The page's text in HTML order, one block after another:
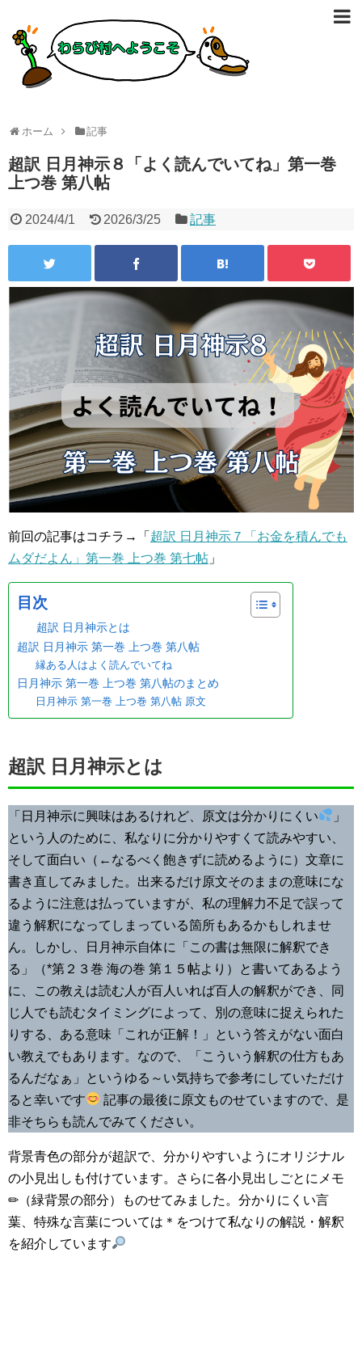
ホーム 記事
超訳 日月神示８「よく読んでいてね」第一巻
上つ巻 第八帖
2024/4/1 2026/3/25 記事
前回の記事はコチラ→「 超訳 日月神示７「お金を積んでも
ムダだよん」第一巻 上つ巻 第七帖 」
目次
超訳 日月神示とは
超訳 日月神示 第一巻 上つ巻 第八帖
縁ある人はよく読んでいてね
日月神示 第一巻 上つ巻 第八帖のまとめ
日月神示 第一巻 上つ巻 第八帖 原文
超訳 日月神示とは
「日月神示に興味はあるけれど、原文は分かりにくい
」
という人のために、私なりに分かりやすくて読みやすい、
そして面白い（←なるべく飽きずに読めるように）文章に
書き直してみました。出来るだけ原文そのままの意味にな
るように注意は払っていますが、私の理解力不足で誤って
違う解釈になってしまっている箇所もあるかもしれませ
ん。しかし、日月神示自体に「この書は無限に解釈でき
る」（*第２３巻 海の巻 第１５帖より）と書いてあるよう
に、この教えは読む人が百人いれば百人の解釈ができ、同
じ人でも読むタイミングによって、別の意味に捉えられた
りする、ある意味「これが正解！」という答えがない面白
い教えでもあります。なので、「こういう解釈の仕方もあ
るんだなぁ」というゆる～い気持ちで参考にしていただけ
ると幸いです
記事の最後に原文ものせていますので、是
非そちらも読んでみてください。
背景青色の部分が超訳で、分かりやすいようにオリジナル
の小見出しも付けています。さらに各小見出しごとにメモ
✏（緑背景の部分）ものせてみました。分かりにくい言
葉、特殊な言葉については＊をつけて私なりの解説・解釈
を紹介しています